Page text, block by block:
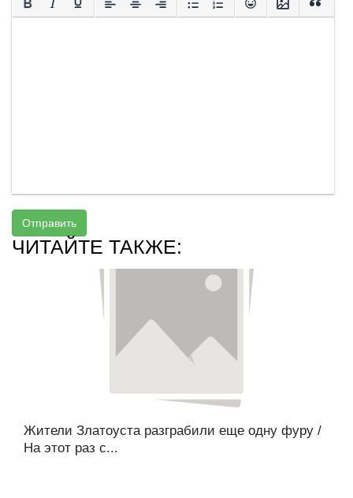
Отправить
ЧИТАЙТЕ ТАКЖЕ:
Жители Златоуста разграбили еще одну фуру /
На этот раз с...